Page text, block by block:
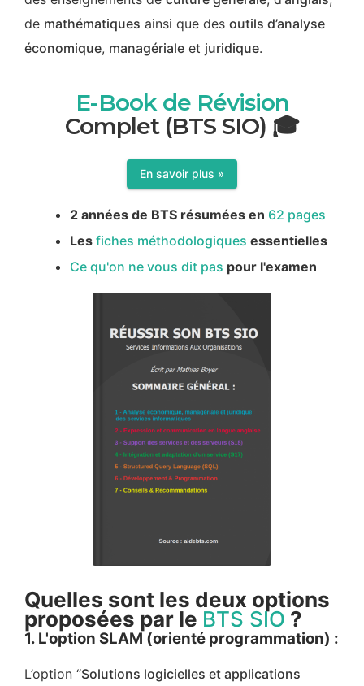
de mathématiques ainsi que des outils d’analyse
économique, managériale et juridique.
E-Book de Révision
Complet (BTS SIO) 🎓
En savoir plus »
2 années de BTS résumées en 62 pages
Les fiches méthodologiques essentielles
Ce qu'on ne vous dit pas pour l'examen
Quelles sont les deux options
proposées par le BTS SIO ?
1. L'option SLAM (orienté programmation) :
L’option “Solutions logicielles et applications